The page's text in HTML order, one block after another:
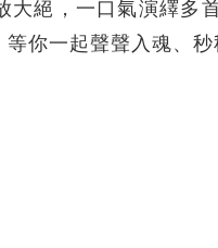
絕，一口氣演繹多
你一起聲聲入魂、秒